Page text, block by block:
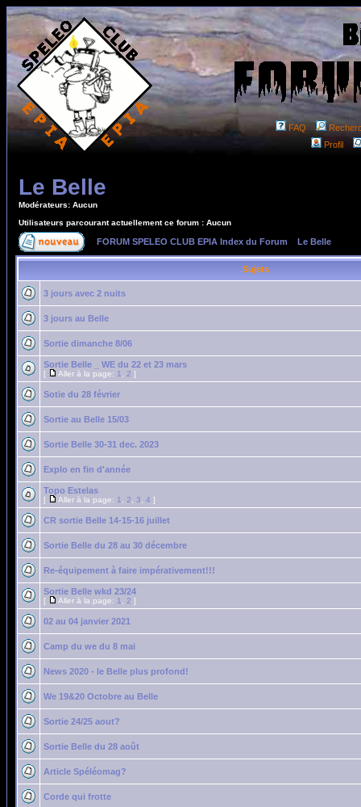
FAQ
Profil
Le Belle
Modérateurs: Aucun
Utilisateurs parcourant actuellement ce forum : Aucun
FORUM SPELEO CLUB EPIA Index du Forum Le Belle
Sujets
3 jours avec 2 nuits
3 jours au Belle
Sortie dimanche 8/06
Sortie Belle _ WE du 22 et 23 mars
[ Aller à la page: 1 2 ]
Sotie du 28 février
Sortie au Belle 15/03
Sortie Belle 30-31 dec. 2023
Explo en fin d'année
Topo Estelas
[ Aller à la page: 1 2 3 4 ]
CR sortie Belle 14-15-16 juillet
Sortie Belle du 28 au 30 décembre
Re-équipement à faire impérativement!!!
Sortie Belle wkd 23/24
[ Aller à la page: 1 2 ]
02 au 04 janvier 2021
Camp du we du 8 mai
News 2020 - le Belle plus profond!
We 19&20 Octobre au Belle
Sortie 24/25 aout?
Sortie Belle du 28 août
Article Spéléomag?
Corde qui frotte